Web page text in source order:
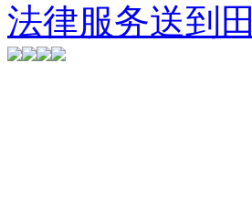
法律服务送到